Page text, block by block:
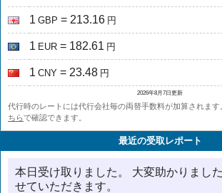
1 GBP = 213.16 円
1 EUR = 182.61 円
1 CNY = 23.48 円
2026年8月7日更新
代行時のレートには代行会社毎の両替手数料が加算されま
ちらで確認できます。
最近の受取レポート
本日受け取りました。 大変助かりまし
せていただきます。